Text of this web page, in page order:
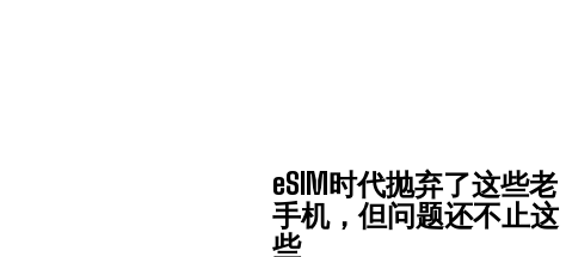
eSIM时代抛弃了这些老
手机，但问题还不止这
些